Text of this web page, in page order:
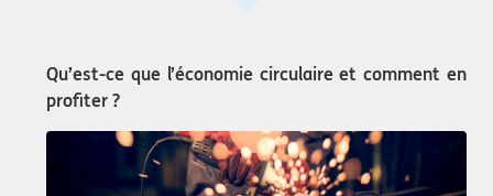
Qu’est-ce que l’économie circulaire et comment en
profiter ?